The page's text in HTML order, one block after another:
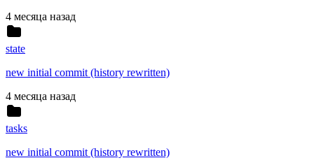
4 месяца назад
state
new initial commit (history rewritten)
4 месяца назад
tasks
new initial commit (history rewritten)